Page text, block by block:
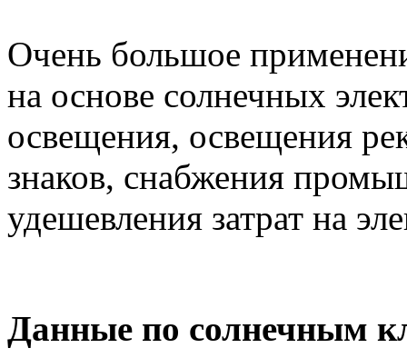
Очень большое
на основе солнечных
освещения, освещения
знаков, снабжения
удешевления затрат на
Данные по солнечным